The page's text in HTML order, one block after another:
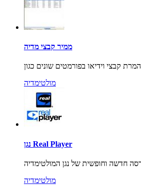
ממיר קבצי מדיה
מולטימדיה
נגן Real Player
מולטימדיה